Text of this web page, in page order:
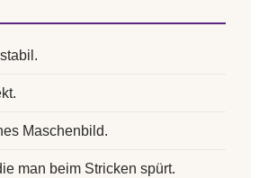
Maschenbild.
man beim Stricken spürt.